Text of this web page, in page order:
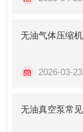
无油气体压缩
2026-03-23
无油真空泵常